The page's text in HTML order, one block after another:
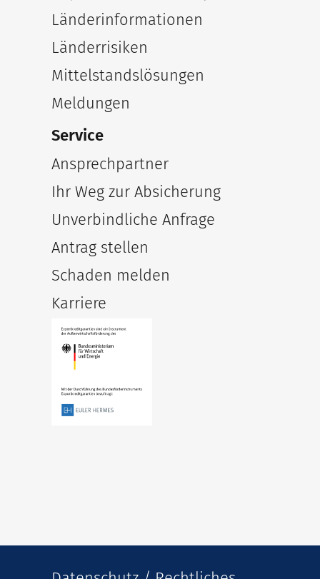
Länderinformationen
Länderrisiken
Mittelstandslösungen
Meldungen
Service
Ansprechpartner
Ihr Weg zur Absicherung
Unverbindliche Anfrage
Antrag stellen
Schaden melden
Karriere